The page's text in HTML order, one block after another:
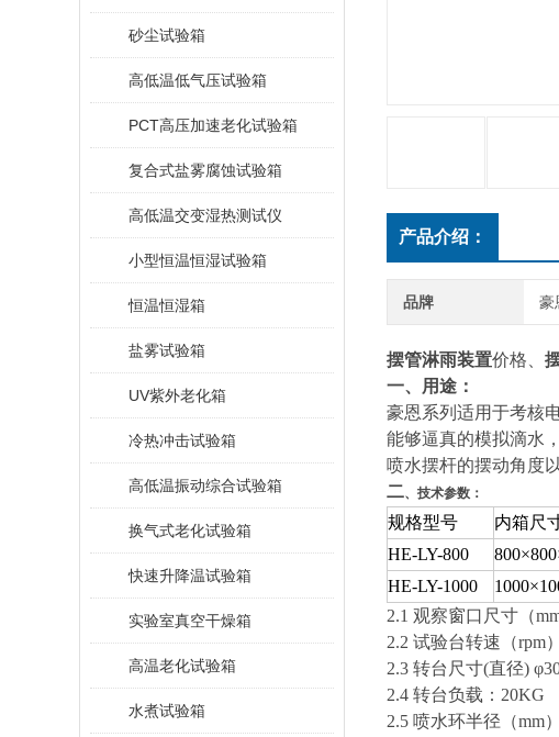
砂尘试验箱
高低温低气压试验箱
PCT高压加速老化试验箱
复合式盐雾腐蚀试验箱
高低温交变湿热测试仪
小型恒温恒湿试验箱
恒温恒湿箱
盐雾试验箱
UV紫外老化箱
冷热冲击试验箱
高低温振动综合试验箱
换气式老化试验箱
快速升降温试验箱
实验室真空干燥箱
高温老化试验箱
水煮试验箱
产品介绍：
品牌 豪
摆管淋雨装置价格、
一、用途：
豪恩系列 适用于考核
能够逼真的模拟滴水
喷水摆杆的摆动角度
二、技术参数：
规格型号 内箱尺
HE-LY-800
HE-LY-1000
2.1 观察窗口尺寸（
2.2 试验台转速（rpm
2.3 转台尺寸(直径)
2.4 转台负载：20KG
2.5 喷水环半径（mm